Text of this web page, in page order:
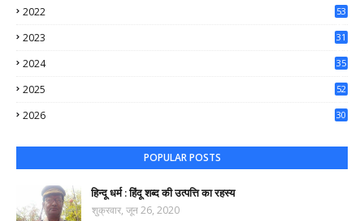
2022
53
2023
31
2024
35
2025
52
2026
30
POPULAR POSTS
हिन्दू धर्म : हिंदू शब्द की उत्पत्ति का रहस्य
शुक्रवार, जून 26, 2020